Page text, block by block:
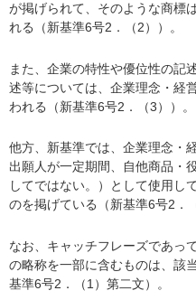
が掲げられて、そのような商標
れる（新基準6号2．（2））。
また、企業の特性や優位性の記
述等については、企業理念・経
われる（新基準6号2．（3））。
他方、新基準では、企業理念・
出願人が一定期間、自他商品・
してではない。）として使用し
のを掲げている（新基準6号2．
なお、キャッチフレーズであっ
の略称を一部に含むものは、該
基準6号2．（1）第二文）。